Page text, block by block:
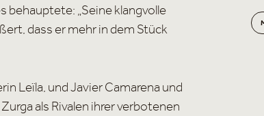
behauptete: „Seine klangvolle
dass er mehr in dem Stück
Leïla, und Javier Camarena und
als Rivalen ihrer verbotenen